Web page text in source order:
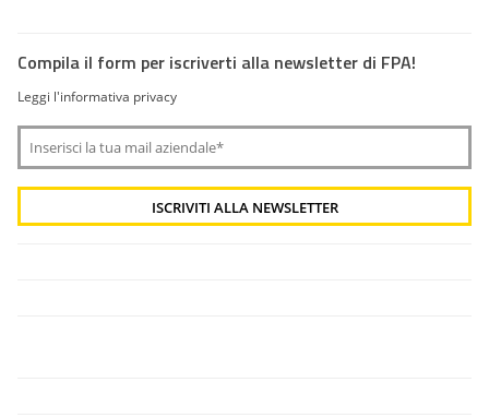
Compila il form per iscriverti alla newsletter di FPA!
Leggi l'informativa privacy